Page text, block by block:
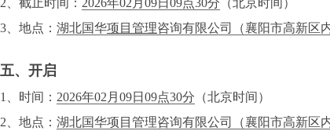
2、截止时间： 2026年02月09日09点30分 （北京时间）
3、地点： 湖北国华项目管理咨询有限公司（襄阳市高新区
五、开启
1、时间： 2026年02月09日09点30分 （北京时间）
2、地点： 湖北国华项目管理咨询有限公司（襄阳市高新区